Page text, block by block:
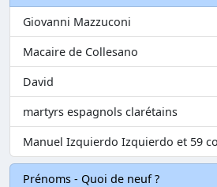
Giovanni Mazzuconi
Macaire de Collesano
David
martyrs espagnols clarétains
Manuel Izquierdo Izquierdo et 59
Prénoms - Quoi de neuf ?